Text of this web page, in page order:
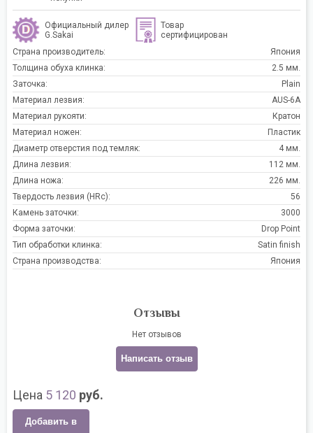
Официальный дилер
G.Sakai
Товар
сертифицирован
Страна производитель:
Япония
Толщина обуха клинка:
2.5 мм.
Заточка:
Plain
Материал лезвия:
AUS-6A
Материал рукояти:
Кратон
Материал ножен:
Пластик
Диаметр отверстия под темляк:
4 мм.
Длина лезвия:
112 мм.
Длина ножа:
226 мм.
Твердость лезвия (HRc):
56
Камень заточки:
3000
Форма заточки:
Drop Point
Тип обработки клинка:
Satin finish
Страна производства:
Япония
Отзывы
Нет отзывов
Написать отзыв
Цена 5 120 руб.
Добавить в